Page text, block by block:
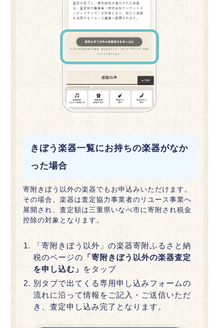
きぼう楽器一覧にお持ちの楽器がなか
った場合
寄附きぼう以外の楽器でもお申込みいただけます。
その場合、楽器は査定協力事業者のリユース事業へ
展開され、査定額は三重県いなべ市に寄附され税金
控除の対象となります。
「寄附きぼう以外」の楽器寄附ふるさと納
税のページの 「寄附きぼう以外の楽器査定
を申し込む」をタップ
別タブで出てくる専用申し込みフォームの
流れに沿って情報をご記入・ご送信いただ
き、査定申し込み完了となります。